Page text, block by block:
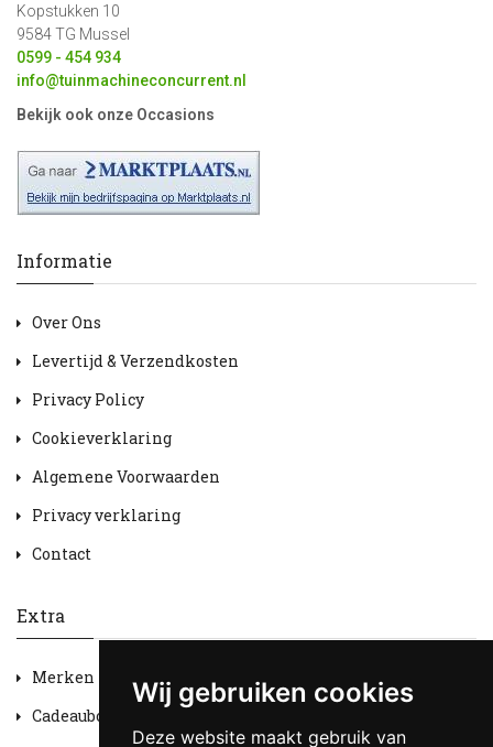
Wij gebruiken cookies
Deze website maakt gebruik van
Kopstukken 10
9584 TG Mussel
0599 - 454 934
info@tuinmachineconcurrent.nl
Bekijk ook onze Occasions
Informatie
Over Ons
Levertijd & Verzendkosten
Privacy Policy
Cookieverklaring
Algemene Voorwaarden
Privacy verklaring
Contact
Extra
Merken
Cadeaubon